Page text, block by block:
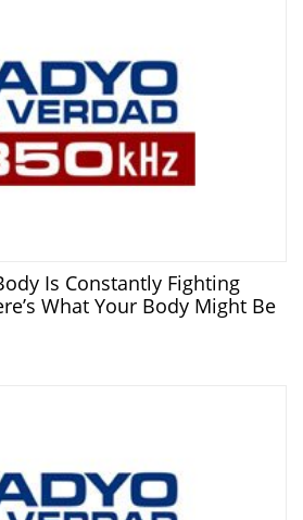
Is Constantly Fighting
What Your Body Might Be